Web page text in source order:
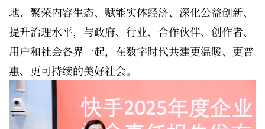
地、繁荣内容生态、赋能实体经济、深化公益创新、
提升治理水平，与政府、行业、合作伙伴、创作者、
用户和社会各界一起，在数字时代共建更温暖、更普
惠、更可持续的美好社会。